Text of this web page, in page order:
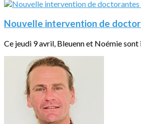
Nouvelle intervention de
Ce jeudi 9 avril, Bleuenn et Noémie sont